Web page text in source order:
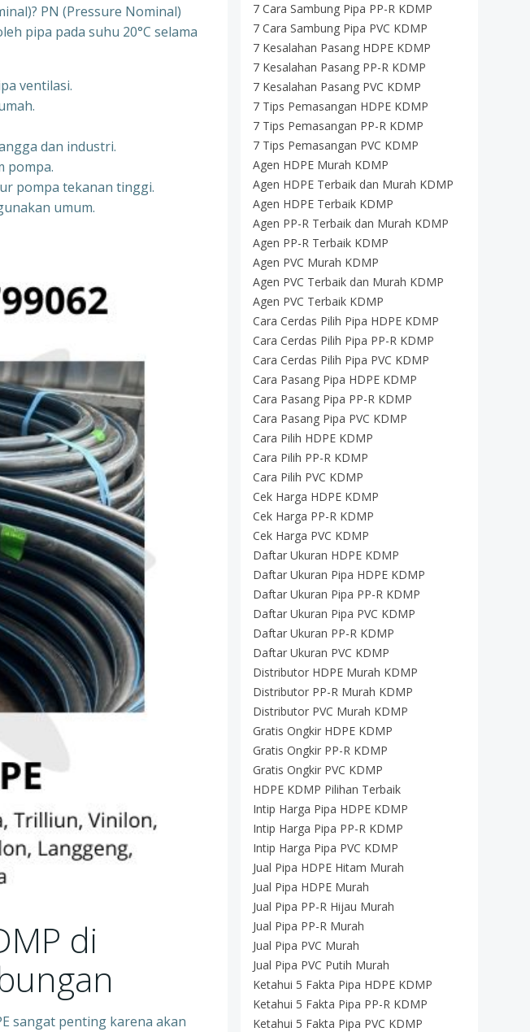
PN (Pressure Nominal)
pipa pada suhu 20°C selama
ventilasi.
dan industri.
pompa.
pompa tekanan tinggi.
umum.
di
sangat penting karena akan
7 Cara Sambung Pipa PP-R KDMP
7 Cara Sambung Pipa PVC KDMP
7 Kesalahan Pasang HDPE KDMP
7 Kesalahan Pasang PP-R KDMP
7 Kesalahan Pasang PVC KDMP
7 Tips Pemasangan HDPE KDMP
7 Tips Pemasangan PP-R KDMP
7 Tips Pemasangan PVC KDMP
Agen HDPE Murah KDMP
Agen HDPE Terbaik dan Murah KDMP
Agen HDPE Terbaik KDMP
Agen PP-R Terbaik dan Murah KDMP
Agen PP-R Terbaik KDMP
Agen PVC Murah KDMP
Agen PVC Terbaik dan Murah KDMP
Agen PVC Terbaik KDMP
Cara Cerdas Pilih Pipa HDPE KDMP
Cara Cerdas Pilih Pipa PP-R KDMP
Cara Cerdas Pilih Pipa PVC KDMP
Cara Pasang Pipa HDPE KDMP
Cara Pasang Pipa PP-R KDMP
Cara Pasang Pipa PVC KDMP
Cara Pilih HDPE KDMP
Cara Pilih PP-R KDMP
Cara Pilih PVC KDMP
Cek Harga HDPE KDMP
Cek Harga PP-R KDMP
Cek Harga PVC KDMP
Daftar Ukuran HDPE KDMP
Daftar Ukuran Pipa HDPE KDMP
Daftar Ukuran Pipa PP-R KDMP
Daftar Ukuran Pipa PVC KDMP
Daftar Ukuran PP-R KDMP
Daftar Ukuran PVC KDMP
Distributor HDPE Murah KDMP
Distributor PP-R Murah KDMP
Distributor PVC Murah KDMP
Gratis Ongkir HDPE KDMP
Gratis Ongkir PP-R KDMP
Gratis Ongkir PVC KDMP
HDPE KDMP Pilihan Terbaik
Intip Harga Pipa HDPE KDMP
Intip Harga Pipa PP-R KDMP
Intip Harga Pipa PVC KDMP
Jual Pipa HDPE Hitam Murah
Jual Pipa HDPE Murah
Jual Pipa PP-R Hijau Murah
Jual Pipa PP-R Murah
Jual Pipa PVC Murah
Jual Pipa PVC Putih Murah
Ketahui 5 Fakta Pipa HDPE KDMP
Ketahui 5 Fakta Pipa PP-R KDMP
Ketahui 5 Fakta Pipa PVC KDMP